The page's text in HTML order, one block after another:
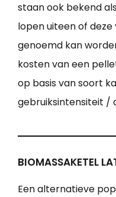
staan ook bekend
lopen uiteen of
genoemd kan
kosten van een
op basis van soort
gebruiksintensiteit /
BIOMASSAKETEL
Een alternatieve